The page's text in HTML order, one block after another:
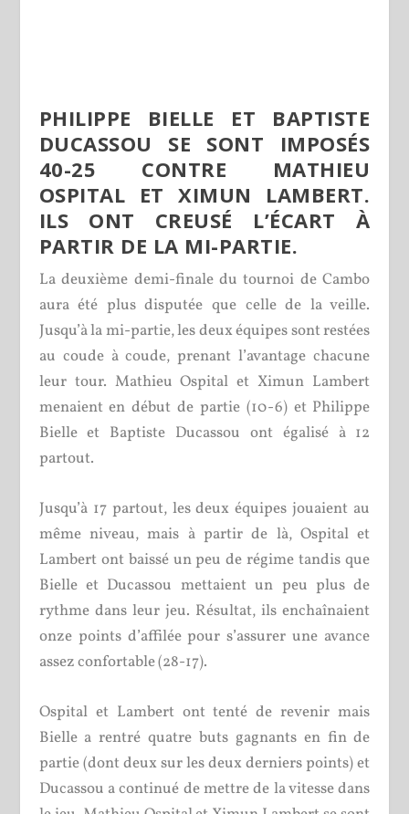
PHILIPPE BIELLE ET BAPTISTE
DUCASSOU SE SONT IMPOSÉS
40-25 CONTRE MATHIEU
OSPITAL ET XIMUN LAMBERT.
ILS ONT CREUSÉ L’ÉCART À
PARTIR DE LA MI-PARTIE.
La deuxième demi-finale du tournoi de Cambo
aura été plus disputée que celle de la veille.
Jusqu’à la mi-partie, les deux équipes sont restées
au coude à coude, prenant l’avantage chacune
leur tour. Mathieu Ospital et Ximun Lambert
menaient en début de partie (10-6) et Philippe
Bielle et Baptiste Ducassou ont égalisé à 12
partout.
Jusqu’à 17 partout, les deux équipes jouaient au
même niveau, mais à partir de là, Ospital et
Lambert ont baissé un peu de régime tandis que
Bielle et Ducassou mettaient un peu plus de
rythme dans leur jeu. Résultat, ils enchaînaient
onze points d’affilée pour s’assurer une avance
assez confortable (28-17).
Ospital et Lambert ont tenté de revenir mais
Bielle a rentré quatre buts gagnants en fin de
partie (dont deux sur les deux derniers points) et
Ducassou a continué de mettre de la vitesse dans